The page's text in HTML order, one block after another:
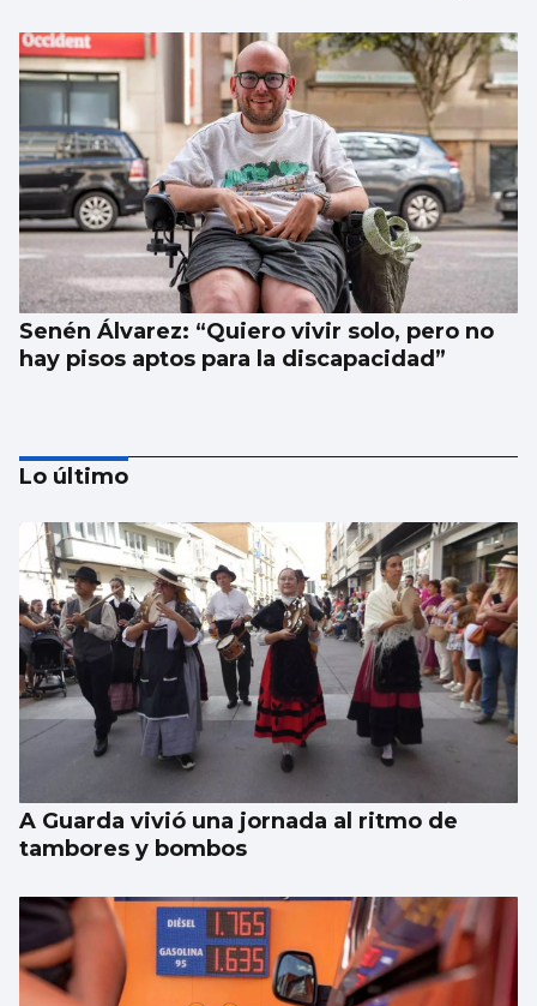
Senén Álvarez: “Quiero vivir solo, pero no
hay pisos aptos para la discapacidad”
Las esquelas de este domingo 9 de agosto
en Vigo
Lo último
A Guarda vivió una jornada al ritmo de
tambores y bombos